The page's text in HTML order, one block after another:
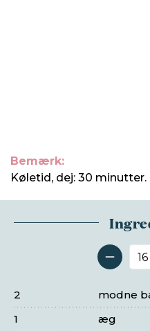
Bemærk:
Køletid, dej: 30 minutter.
modne
2
æg
1